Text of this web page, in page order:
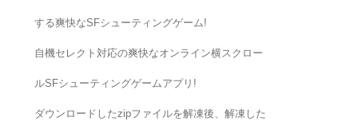
する爽快なSFシューティングゲーム!
自機セレクト対応の爽快なオンライン横スクロー
ルSFシューティングゲームアプリ!
ダウンロードしたzipファイルを解凍後、解凍した